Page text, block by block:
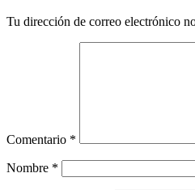
Tu dirección de correo electrónico
Comentario *
Nombre *